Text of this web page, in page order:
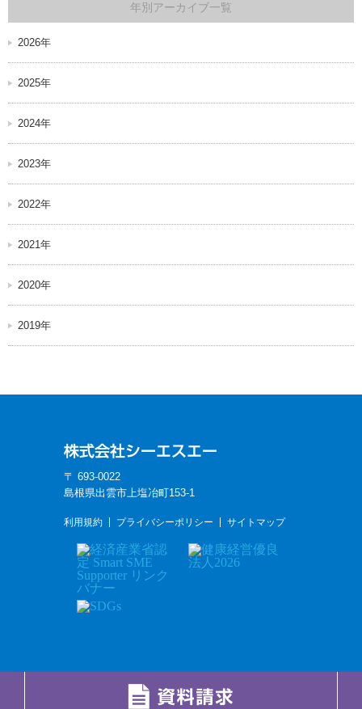
年別アーカイブ一覧
2026年
2025年
2024年
2023年
2022年
2021年
2020年
2019年
〒 693-0022
島根県出雲市上塩冶町153-1
利用規約 プライバシーポリシー サイトマップ
Copyright(C) 2012-2026 CSA Co.,ltd. All Rights Reserved.